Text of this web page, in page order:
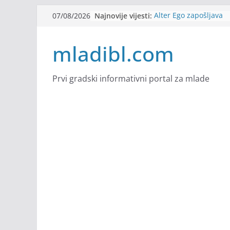
07/08/2026 Najnovije vijesti: Alter Ego zapošljava
Veranda zapošljava
mladibl.com
Prvi gradski informativni portal za mlade